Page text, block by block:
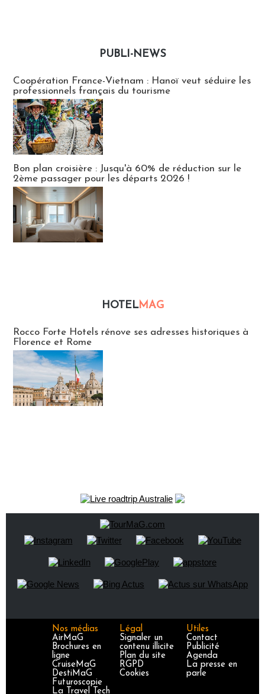
PUBLI-NEWS
Coopération France-Vietnam : Hanoï veut séduire les
professionnels français du tourisme
Bon plan croisière : Jusqu'à 60% de réduction sur le
2ème passager pour les départs 2026 !
HOTELMAG
Rocco Forte Hotels rénove ses adresses historiques à
Florence et Rome
Nos médias
AirMaG
Brochures en
ligne
CruiseMaG
DestiMaG
Futuroscopie
La Travel Tech
Légal
Signaler un
contenu illicite
Plan du site
RGPD
Cookies
Utiles
Contact
Publicité
Agenda
La presse en
parle